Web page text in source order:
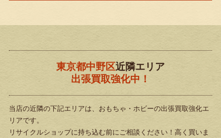
東京都中野区近隣エリア
出張買取強化中！
当店の近隣の下記エリアは、おもちゃ・ホビーの出張買取強化エ
リアです。
リサイクルショップに持ち込む前にご相談ください！高く買いま